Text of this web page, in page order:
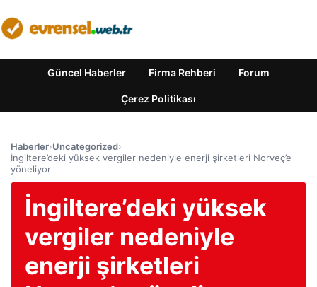
Güncel Haberler Firma Rehberi Forum
Çerez Politikası
Haberler›Uncategorized›
İngiltere’deki yüksek vergiler nedeniyle enerji şirketleri Norveç’e
yöneliyor
İngiltere’deki yüksek
vergiler nedeniyle
enerji şirketleri